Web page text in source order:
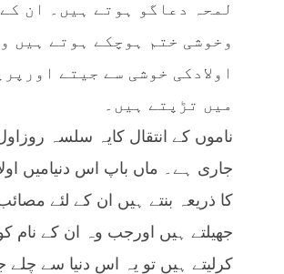
لمحہ دعاگو ہوتے ہیں۔ ان
وخوشی ختم ہوچکے ہوتے ہیں
اولادکی خوشی سے جیتے
میں تڑپتے ہیں۔
ناموں کے انتقال کایہ سلسہ
جاری ہے۔ ماں باپ اس دنیامیں
کا ذریعہ بنتے ہیں ان کے لئے
جھیلتے ہیں اورجب وہ ان کے نام
کرلیتے ہیں تو یہ اس دنیا سے چلے